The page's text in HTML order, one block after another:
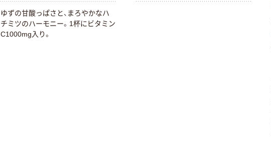
ゆずの甘酸っぱさと、まろやかなハ
チミツのハーモニー。1杯にビタミン
C1000mg入り。